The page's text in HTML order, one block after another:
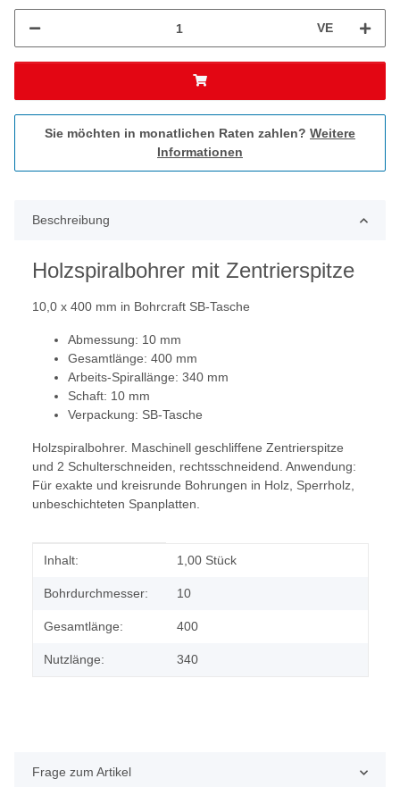
VE
Sie möchten in monatlichen Raten zahlen? Weitere
Informationen
Beschreibung
Holzspiralbohrer mit Zentrierspitze
10,0 x 400 mm in Bohrcraft SB-Tasche
Abmessung: 10 mm
Gesamtlänge: 400 mm
Arbeits-Spirallänge: 340 mm
Schaft: 10 mm
Verpackung: SB-Tasche
Holzspiralbohrer. Maschinell geschliffene Zentrierspitze
und 2 Schulterschneiden, rechtsschneidend. Anwendung:
Für exakte und kreisrunde Bohrungen in Holz, Sperrholz,
unbeschichteten Spanplatten.
Produkteigenschaft
Wert
Inhalt: 1,00 Stück
Bohrdurchmesser: 10
Gesamtlänge: 400
Nutzlänge: 340
Frage zum Artikel